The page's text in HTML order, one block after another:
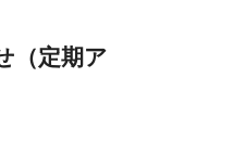
（定期ア